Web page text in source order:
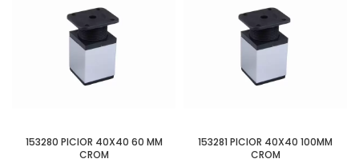
153280 PICIOR 40X40 60 MM
CROM
153281 PICIOR 40X40 100MM
CROM